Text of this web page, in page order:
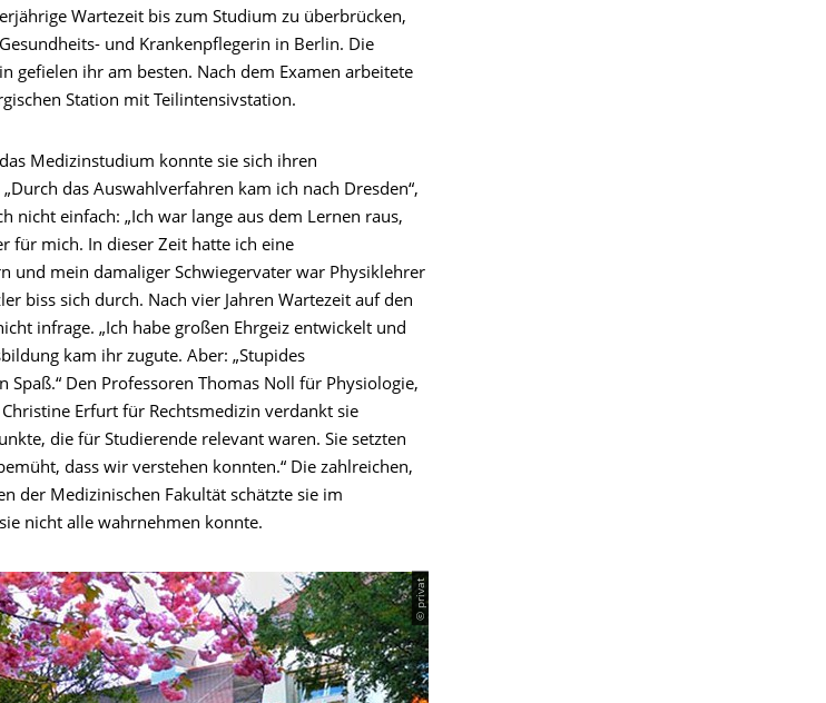
Wartezeit bis zum Studium zu überbrücken,
und Krankenpflegerin in Berlin. Die
gefielen ihr am besten. Nach dem Examen arbeitete
Station mit Teilintensivstation.
Medizinstudium konnte sie sich ihren
das Auswahlverfahren kam ich nach Dresden“,
nicht einfach: „Ich war lange aus dem Lernen raus,
für mich. In dieser Zeit hatte ich eine
und mein damaliger Schwiegervater war Physiklehrer
biss sich durch. Nach vier Jahren Wartezeit auf den
infrage. „Ich habe großen Ehrgeiz entwickelt und
kam ihr zugute. Aber: „Stupides
Den Professoren Thomas Noll für Physiologie,
Erfurt für Rechtsmedizin verdankt sie
die für Studierende relevant waren. Sie setzten
dass wir verstehen konnten.“ Die zahlreichen,
der Medizinischen Fakultät schätzte sie im
nicht alle wahrnehmen konnte.
© privat